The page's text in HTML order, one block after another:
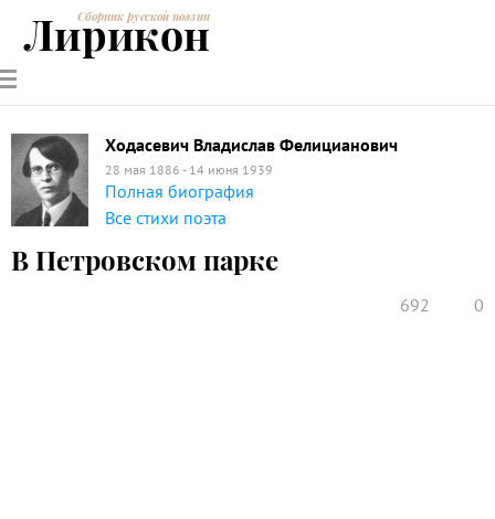
РУССКИЕ
ПОЭТЫ
СОВРЕМЕННИКИЭНЦИКЛОПЕДИЯ
ПОЭЗИИ
Сборник русской поэзии
Лирикон
Ходасевич Владислав Фелицианович
28 мая 1886 - 14 июня 1939
Полная биография
Все стихи поэта
В Петровском парке
692 0